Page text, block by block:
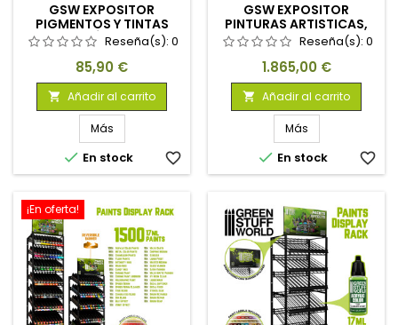
GSW EXPOSITOR
PIGMENTOS Y TINTAS
ACRÍLICASReseña(s): 0
Precio
85,90 €
 Añadir al carrito
Más
 En stock favorite_border
GSW EXPOSITOR
PINTURAS ARTISTICAS,
WASH, INTENSITY, METAL
Y BÁRNIZ
Reseña(s): 0
Precio
1.865,00 €
 Añadir al carrito
Más
 En stock favorite_border
¡En oferta!